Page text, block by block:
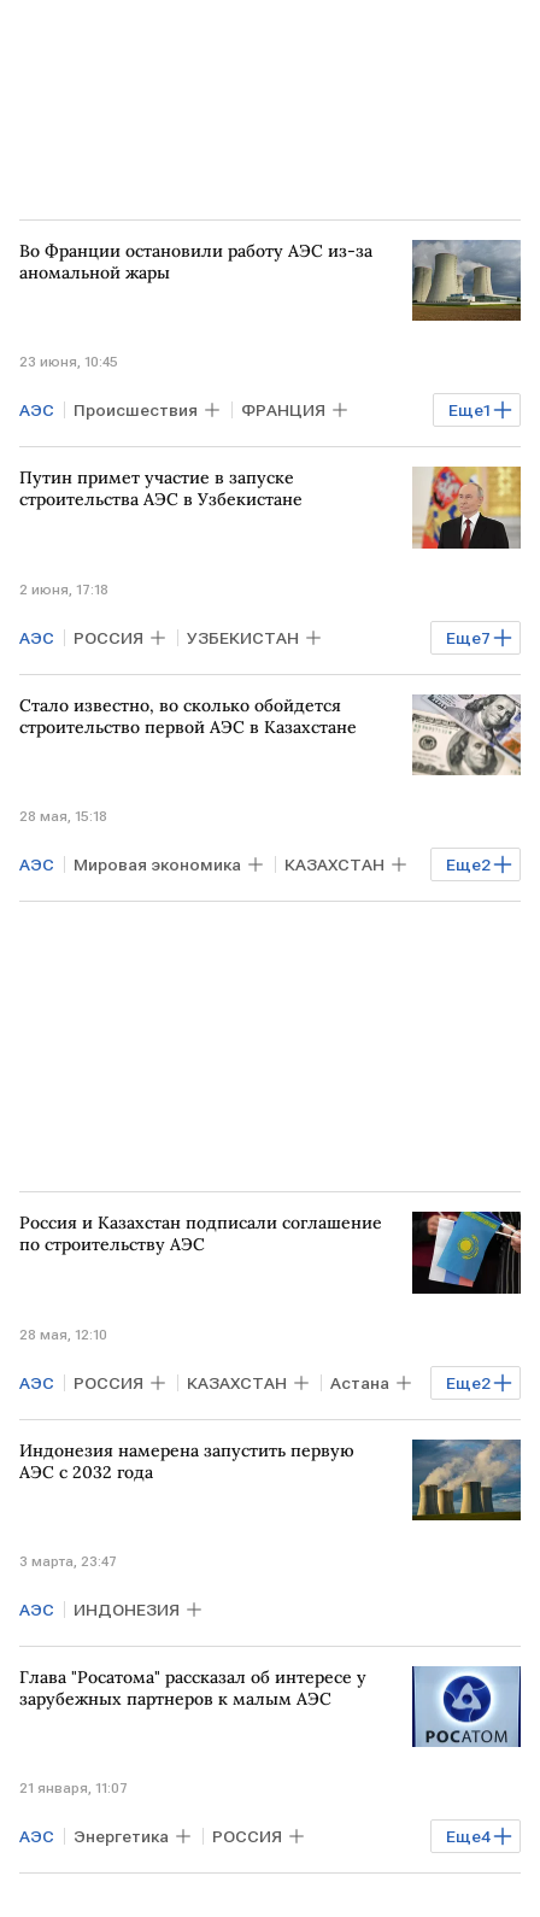
Во Франции остановили работу АЭС из-за
аномальной жары
23 июня, 10:45
Еще1
АЭС Происшествия ФРАНЦИЯ
жара
Путин примет участие в запуске
строительства АЭС в Узбекистане
2 июня, 17:18
Еще7
АЭС РОССИЯ УЗБЕКИСТАН
САНКТ-ПЕТЕРБУРГ РФ
Юрий Ушаков Владимир Путин
Росатом
Стало известно, во сколько обойдется
строительство первой АЭС в Казахстане
28 мая, 15:18
Еще2
АЭС Мировая экономика КАЗАХСТАН
Алексей Лихачев Росатом
Россия и Казахстан подписали соглашение
по строительству АЭС
28 мая, 12:10
Еще2
АЭС РОССИЯ КАЗАХСТАН Астана
Алексей Лихачев Росатом
Индонезия намерена запустить первую
АЭС с 2032 года
3 марта, 23:47
АЭС ИНДОНЕЗИЯ
Глава "Росатома" рассказал об интересе у
зарубежных партнеров к малым АЭС
21 января, 11:07
Еще4
АЭС Энергетика РОССИЯ
Алексей Лихачев Михаил Мишустин